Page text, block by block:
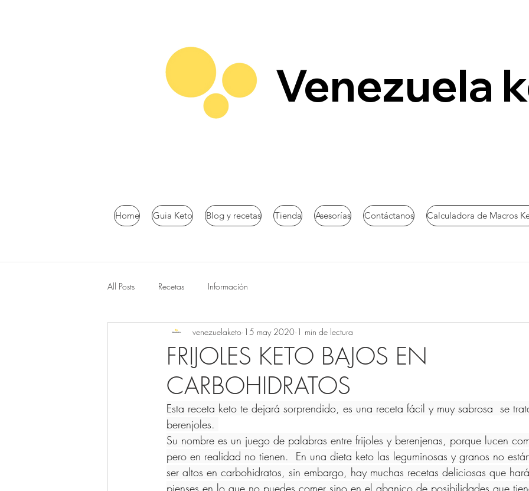
Venezuela
Home Guia Keto Blog y recetas Tienda Asesorías Contáctanos Calculadora de Macros
All Posts Recetas Información
FRIJOLES KETO BAJOS EN
CARBOHIDRATOS
venezuelaketo 15 may 2020 1 min de lectura
Esta receta keto te dejará sorprendido, es una receta fácil y muy sabrosa  se
berenjoles.
Su nombre es un juego de palabras entre frijoles y berenjenas, porque lucen
pero en realidad no tienen.  En una dieta keto las leguminosas y granos no
ser altos en carbohidratos, sin embargo, hay muchas recetas deliciosas que
pienses en lo que no puedes comer sino en el abanico de posibilidades que